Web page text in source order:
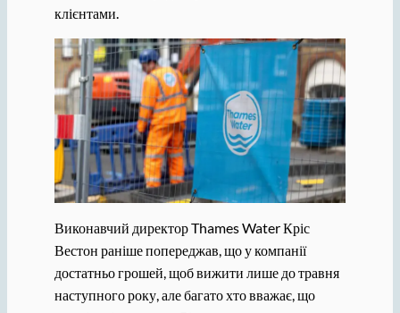
клієнтами.
Виконавчий директор Thames Water Кріс
Вестон раніше попереджав, що у компанії
достатньо грошей, щоб вижити лише до травня
наступного року, але багато хто вважає, що